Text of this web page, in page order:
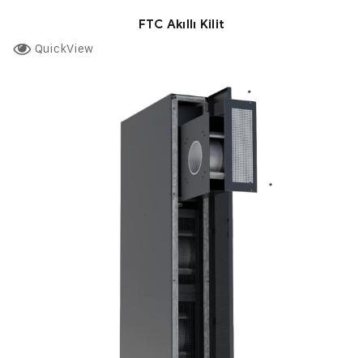
FTC Akıllı Kilit
QuickView